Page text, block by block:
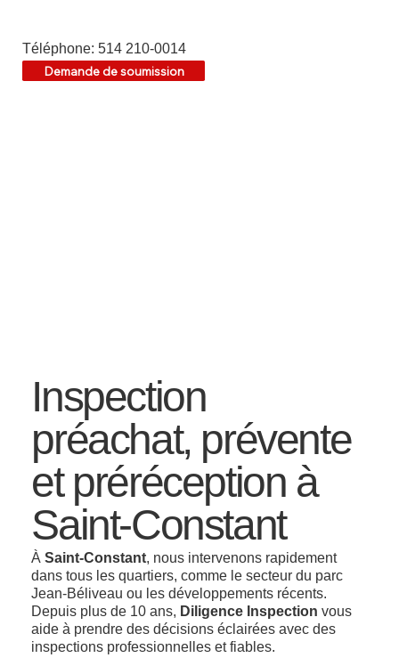
Téléphone: 514 210-0014
Demande de soumission
Inspection
préachat, prévente
et préréception à
Saint-Constant
ÀSaint-Constant, nous intervenons rapidement
dans tous les quartiers, comme le secteur du parc
Jean-Béliveau ou les développements récents.
Depuis plus de 10 ans, Diligence Inspection vous
aide à prendre des décisions éclairées avec des
inspections professionnelles et fiables.